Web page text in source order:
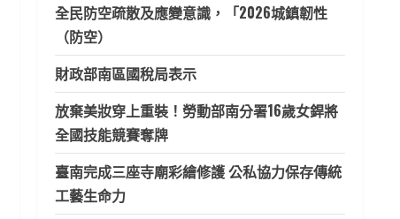
全民防空疏散及應變意識，「2026城鎮韌性
（防空）
財政部南區國稅局表示
放棄美妝穿上重裝！勞動部南分署16歲女銲將
全國技能競賽奪牌
臺南完成三座寺廟彩繪修護 公私協力保存傳統
工藝生命力